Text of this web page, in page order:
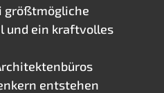
größtmögliche
und ein kraftvolles
entstehen